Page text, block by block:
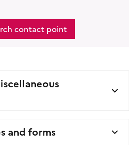
contact point
and forms